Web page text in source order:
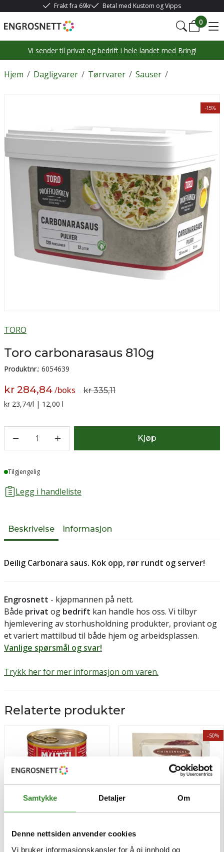
Samtykke Detaljer Om
Denne nettsiden anvender cookies
Vi bruker informasjonskapsler for å gi innhold og
Frakt fra 69kr Betal med Kustom og Vipps
0
Vi sender til privat og bedrift i hele landet med Bring!
/
Hjem /
Dagligvarer /
Tørrvarer /
Sauser
-15%
TORO
Toro carbonarasaus 810g
Produktnr.: 6054639
kr 284,84/boks kr 335,11
Sammenligning pris:
kr 23,74/l | 12,00 l
1 Kjøp
Lager
Tilgjengelig
Legg i handleliste
Beskrivelse Informasjon
Deilig Carbonara saus. Kok opp, rør rundt og server!
Engrosnett - kjøpmannen på nett.
Både privat og bedrift kan handle hos oss. Vi tilbyr
hjemlevering av storhusholdning produkter, proviant og
et variert mattilbud til både hjem og arbeidsplassen.
Vanlige spørsmål og svar!
Trykk her for mer informasjon om varen.
Relaterte produkter
Mutti pizzasaus 400g
-50%
Vikingsnacks hvitløk 45g